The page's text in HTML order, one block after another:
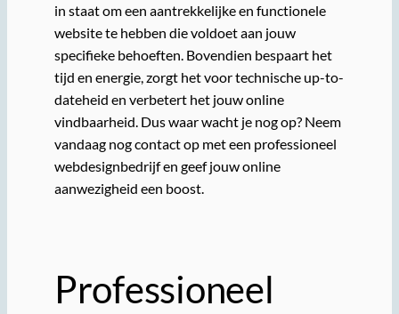
in staat om een aantrekkelijke en functionele
website te hebben die voldoet aan jouw
specifieke behoeften. Bovendien bespaart het
tijd en energie, zorgt het voor technische up-to-
dateheid en verbetert het jouw online
vindbaarheid. Dus waar wacht je nog op? Neem
vandaag nog contact op met een professioneel
webdesignbedrijf en geef jouw online
aanwezigheid een boost.
Professioneel